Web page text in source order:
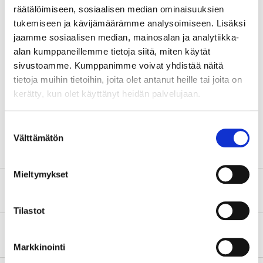
räätälöimiseen, sosiaalisen median ominaisuuksien
tukemiseen ja kävijämäärämme analysoimiseen. Lisäksi
jaamme sosiaalisen median, mainosalan ja analytiikka-
alan kumppaneillemme tietoja siitä, miten käytät
sivustoamme. Kumppanimme voivat yhdistää näitä
tietoja muihin tietoihin, joita olet antanut heille tai joita on
kerätty, kun olet käyttänyt heidän palvelujaan.
valinta
Välttämätön
Mieltymykset
Tilastot
Markkinointi
Power consumption
2,0 A (12 V)
Power consumption
1,0 A (24 V)
Enclosure class
IP68
Operating temperature
-40 – +60 °C
Material
Cast aluminium (Housing)
Width
Depth